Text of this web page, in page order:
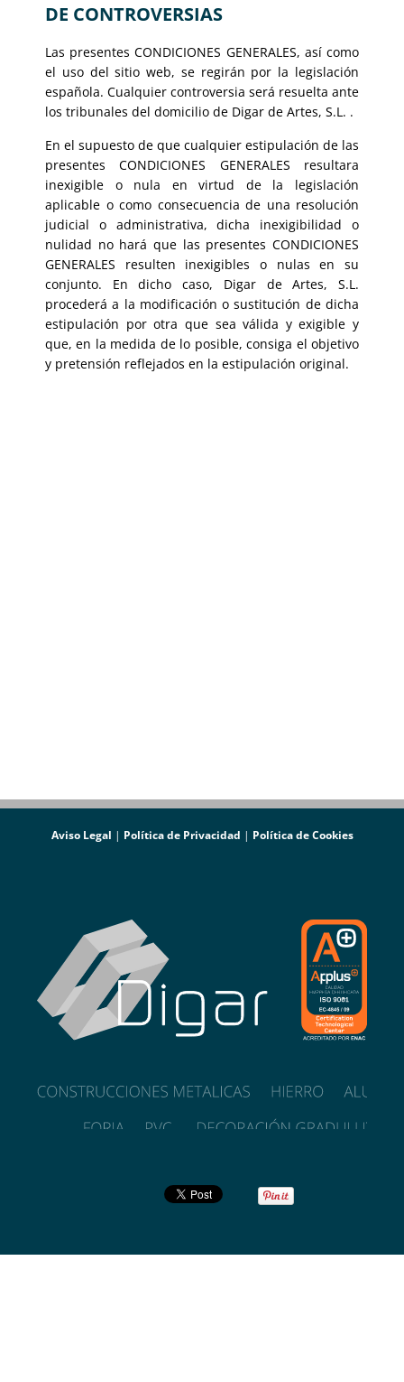
DE CONTROVERSIAS
Las presentes CONDICIONES GENERALES, así como
el uso del sitio web, se regirán por la legislación
española. Cualquier controversia será resuelta ante
los tribunales del domicilio de Digar de Artes, S.L. .
En el supuesto de que cualquier estipulación de las
presentes CONDICIONES GENERALES resultara
inexigible o nula en virtud de la legislación
aplicable o como consecuencia de una resolución
judicial o administrativa, dicha inexigibilidad o
nulidad no hará que las presentes CONDICIONES
GENERALES resulten inexigibles o nulas en su
conjunto. En dicho caso, Digar de Artes, S.L.
procederá a la modificación o sustitución de dicha
estipulación por otra que sea válida y exigible y
que, en la medida de lo posible, consiga el objetivo
y pretensión reflejados en la estipulación original.
Aviso Legal | Política de Privacidad | Política de Cookies